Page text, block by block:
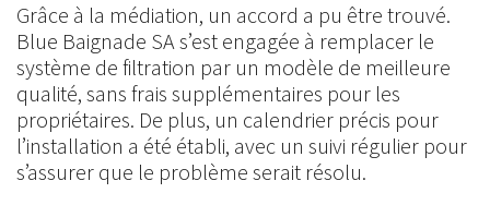
Grâce à la médiation, un accord a pu être trouvé.
Blue Baignade SA s’est engagée à remplacer le
système de filtration par un modèle de meilleure
qualité, sans frais supplémentaires pour les
propriétaires. De plus, un calendrier précis pour
l’installation a été établi, avec un suivi régulier pour
s’assurer que le problème serait résolu.